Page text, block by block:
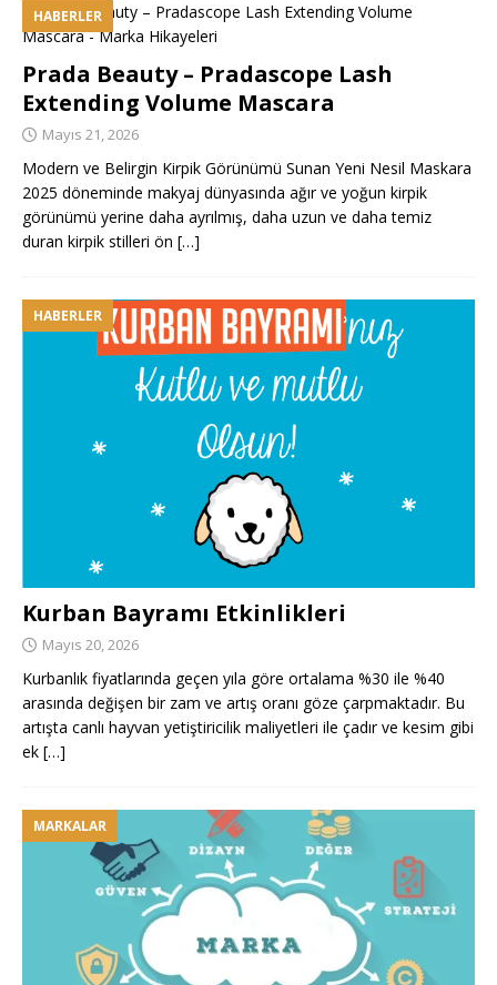
HABERLER
Prada Beauty – Pradascope Lash
Extending Volume Mascara
Mayıs 21, 2026
Modern ve Belirgin Kirpik Görünümü Sunan Yeni Nesil Maskara
2025 döneminde makyaj dünyasında ağır ve yoğun kirpik
görünümü yerine daha ayrılmış, daha uzun ve daha temiz
duran kirpik stilleri ön […]
HABERLER
Kurban Bayramı Etkinlikleri
Mayıs 20, 2026
Kurbanlık fiyatlarında geçen yıla göre ortalama %30 ile %40
arasında değişen bir zam ve artış oranı göze çarpmaktadır. Bu
artışta canlı hayvan yetiştiricilik maliyetleri ile çadır ve kesim gibi
ek […]
MARKALAR